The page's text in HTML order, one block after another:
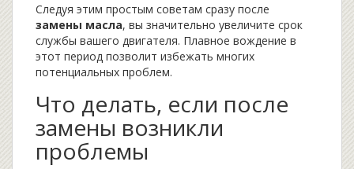
Следуя этим простым советам сразу после
замены масла, вы значительно увеличите срок
службы вашего двигателя. Плавное вождение в
этот период позволит избежать многих
потенциальных проблем.
Что делать, если после
замены возникли
проблемы